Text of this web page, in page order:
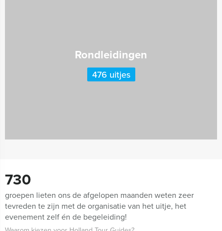
Rondleidingen
476 uitjes
730
groepen lieten ons de afgelopen maanden weten zeer
tevreden te zijn met de organisatie van het uitje, het
evenement zelf én de begeleiding!